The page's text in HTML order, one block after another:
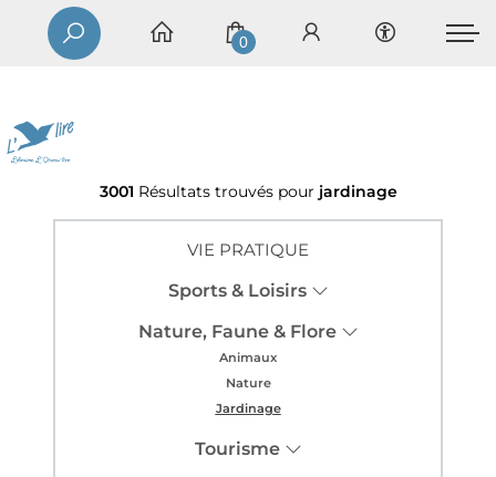
0
3001 Résultats trouvés pour jardinage
VIE PRATIQUE
Sports & Loisirs
Nature, Faune & Flore
Animaux
Nature
Jardinage
Tourisme